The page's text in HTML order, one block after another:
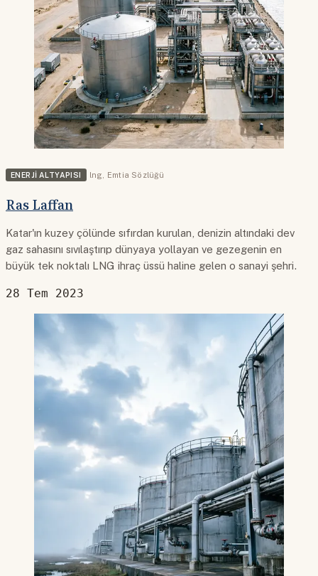
ENERJI ALTYAPISI lng Emtia Sözlüğü
Ras Laffan
Katar'ın kuzey çölünde sıfırdan kurulan, denizin altındaki dev
gaz sahasını sıvılaştırıp dünyaya yollayan ve gezegenin en
büyük tek noktalı LNG ihraç üssü haline gelen o sanayi şehri.
28 Tem 2023